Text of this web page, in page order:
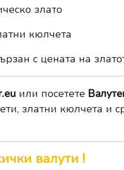
злато
кюлчета
с цената на
или посетете
златни кюлчета и
валути !